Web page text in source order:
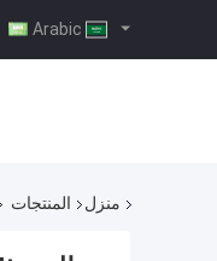
منزل المنتجات